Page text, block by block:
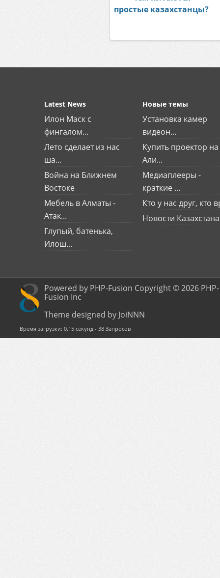
простые казахстанцы?
Latest News
Илон Маск с
фингалом...
Лето сделает из нас
ша...
Война на Ближнем
Востоке
Мебель в Алматы -
Атак...
Глупый, батенька,
Илош...
Новые темы
Установка камер
видеон...
Купить проектор на
Али...
Медиаплееры -
краткие ...
Кто у нас друг, кто
Новости Казахстана
Powered by PHP-Fusion Copyright © 2026 PHP-
Fusion Inc
Theme designed by JoiNNN
Время загрузки: 0.15 секунд - 38 Запросов